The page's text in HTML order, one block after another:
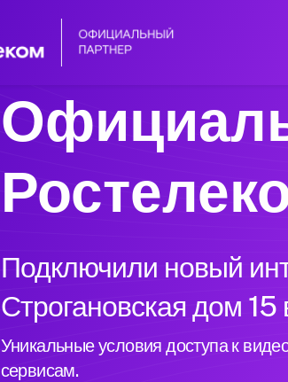
Подключили новый
Строгановская дом 15
Уникальные условия доступа к
сервисам.